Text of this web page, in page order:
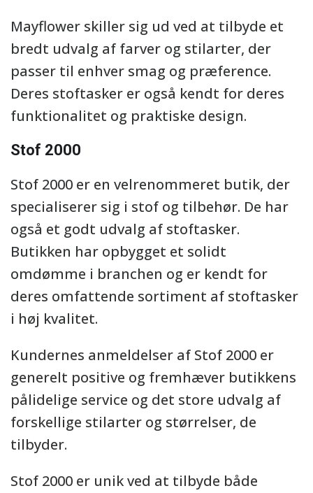
Mayflower skiller sig ud ved at tilbyde et
bredt udvalg af farver og stilarter, der
passer til enhver smag og præference.
Deres stoftasker er også kendt for deres
funktionalitet og praktiske design.
Stof 2000
Stof 2000 er en velrenommeret butik, der
specialiserer sig i stof og tilbehør. De har
også et godt udvalg af stoftasker.
Butikken har opbygget et solidt
omdømme i branchen og er kendt for
deres omfattende sortiment af stoftasker
i høj kvalitet.
Kundernes anmeldelser af Stof 2000 er
generelt positive og fremhæver butikkens
pålidelige service og det store udvalg af
forskellige stilarter og størrelser, de
tilbyder.
Stof 2000 er unik ved at tilbyde både